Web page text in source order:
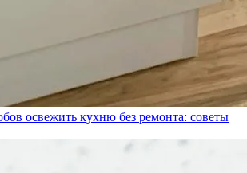
освежить кухню без ремонта: советы